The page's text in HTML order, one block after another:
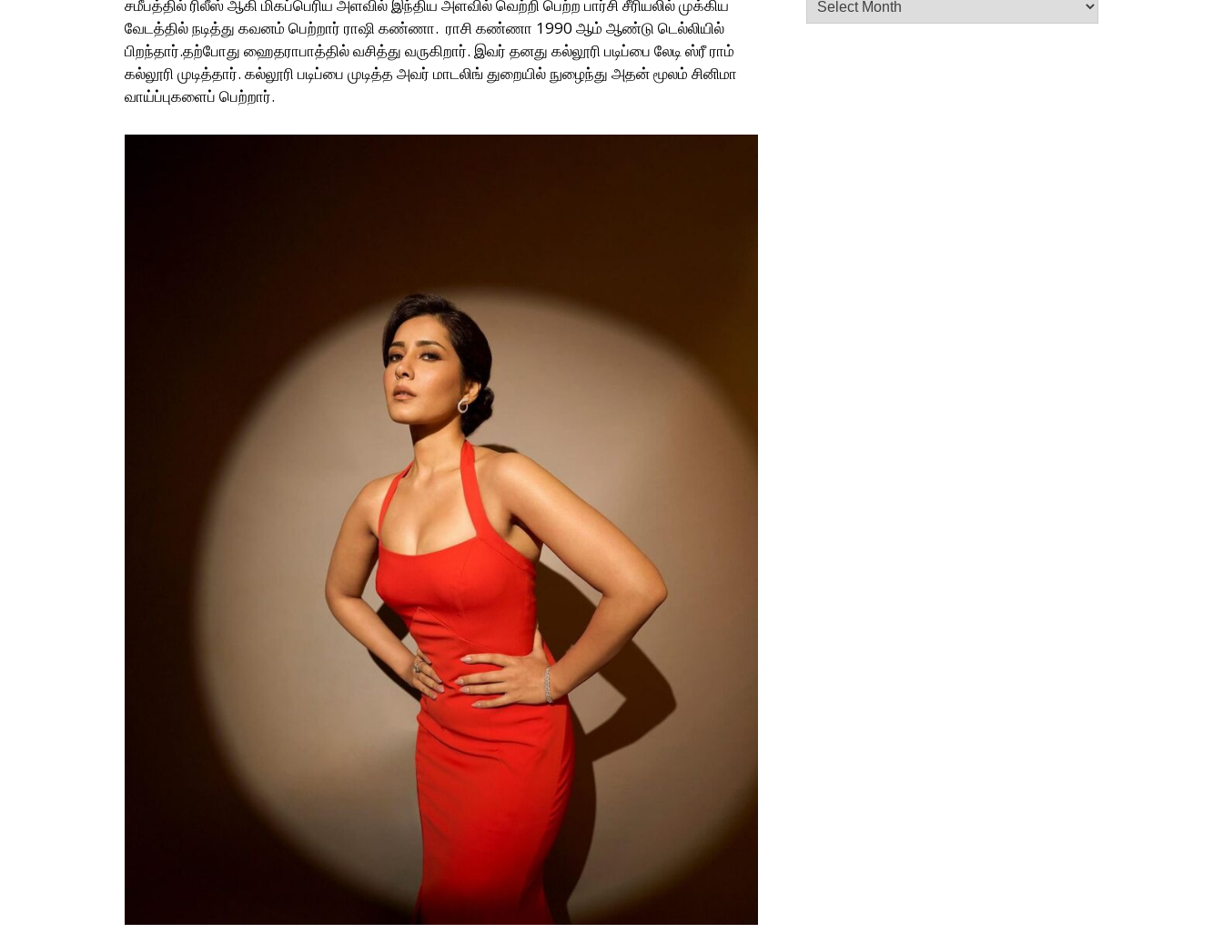
சமீபத்தில் ரிலீஸ் ஆகி மிகப்பெரிய அளவில் இந்திய அளவில் வெற்றி பெற்ற பார்சி சீரியலில் முக்கிய
வேடத்தில் நடித்து கவனம் பெற்றார் ராஷி கண்ணா. ராசி கண்ணா 1990 ஆம் ஆண்டு டெல்லியில்
பிறந்தார்.தற்போது ஹைதராபாத்தில் வசித்து வருகிறார். இவர் தனது கல்லூரி படிப்பை லேடி ஸ்ரீ ராம்
கல்லூரி முடித்தார். கல்லூரி படிப்பை முடித்த அவர் மாடலிங் துறையில் நுழைந்து அதன் மூலம் சினிமா
வாய்ப்புகளைப் பெற்றார்.